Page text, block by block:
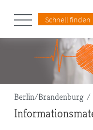
Schnell finden
Pfadnavigation
Berlin/Brandenburg